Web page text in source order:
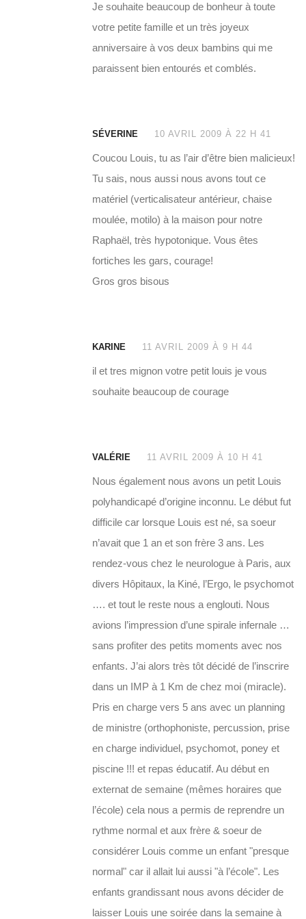
Je souhaite beaucoup de bonheur à toute
votre petite famille et un très joyeux
anniversaire à vos deux bambins qui me
paraissent bien entourés et comblés.
SÉVERINE 10 AVRIL 2009 À 22 H 41
Coucou Louis, tu as l’air d’être bien malicieux!
Tu sais, nous aussi nous avons tout ce
matériel (verticalisateur antérieur, chaise
moulée, motilo) à la maison pour notre
Raphaël, très hypotonique. Vous êtes
fortiches les gars, courage!
Gros gros bisous
KARINE 11 AVRIL 2009 À 9 H 44
il et tres mignon votre petit louis je vous
souhaite beaucoup de courage
VALÉRIE 11 AVRIL 2009 À 10 H 41
Nous également nous avons un petit Louis
polyhandicapé d’origine inconnu. Le début fut
difficile car lorsque Louis est né, sa soeur
n’avait que 1 an et son frère 3 ans. Les
rendez-vous chez le neurologue à Paris, aux
divers Hôpitaux, la Kiné, l’Ergo, le psychomot
…. et tout le reste nous a englouti. Nous
avions l’impression d’une spirale infernale …
sans profiter des petits moments avec nos
enfants. J’ai alors très tôt décidé de l’inscrire
dans un IMP à 1 Km de chez moi (miracle).
Pris en charge vers 5 ans avec un planning
de ministre (orthophoniste, percussion, prise
en charge individuel, psychomot, poney et
piscine !!! et repas éducatif. Au début en
externat de semaine (mêmes horaires que
l’école) cela nous a permis de reprendre un
rythme normal et aux frère & soeur de
considérer Louis comme un enfant "presque
normal" car il allait lui aussi "à l’école". Les
enfants grandissant nous avons décider de
laisser Louis une soirée dans la semaine à